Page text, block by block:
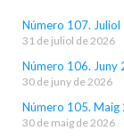
Número 107. Juliol
31 de juliol de 2026
Número 106. Juny
30 de juny de 2026
Número 105. Maig
30 de maig de 2026